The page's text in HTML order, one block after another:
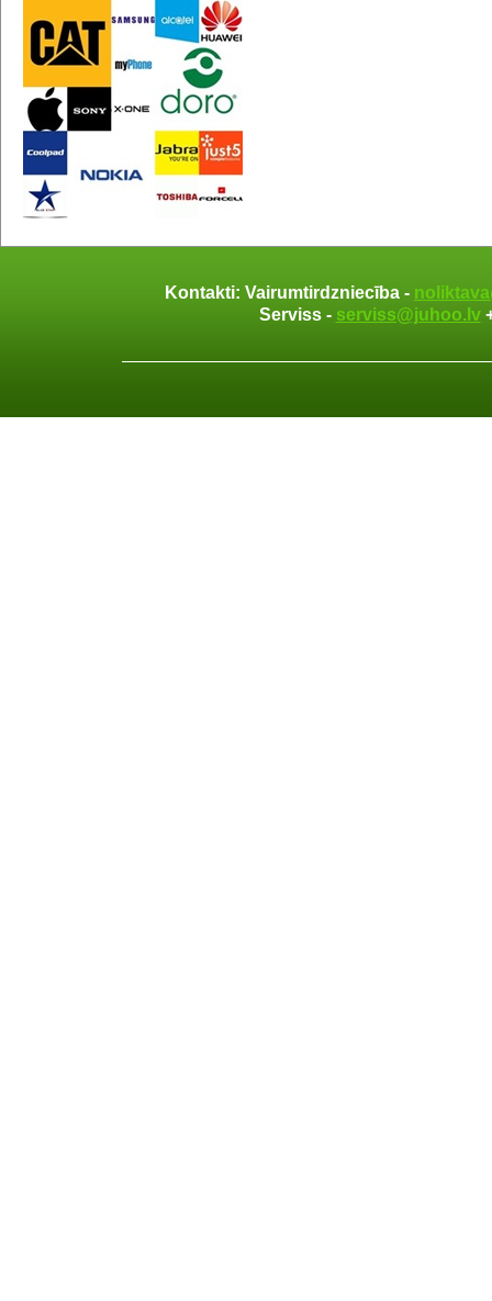
Kontakti: Vairumtirdzniecība -
Serviss - serviss@juhoo.lv